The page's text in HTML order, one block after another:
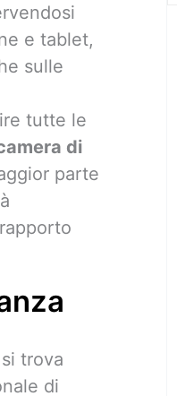
e tablet,
sulle
tutte le
di
parte
si trova
di